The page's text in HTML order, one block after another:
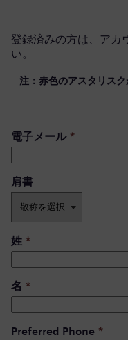
登録済みの方は、 アカ
い。
注：赤色のアスタリスク
電子メール*
肩書 ​
姓 *
名 *
Preferred Phone *